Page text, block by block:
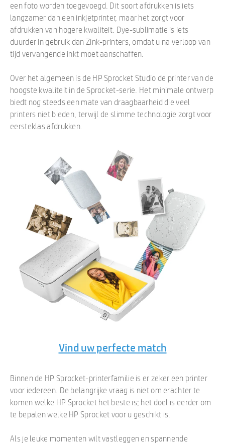
een foto worden toegevoegd. Dit soort afdrukken is iets
langzamer dan een inkjetprinter, maar het zorgt voor
afdrukken van hogere kwaliteit. Dye-sublimatie is iets
duurder in gebruik dan Zink-printers, omdat u na verloop van
tijd vervangende inkt moet aanschaffen.
Over het algemeen is de HP Sprocket Studio de printer van de
hoogste kwaliteit in de Sprocket-serie. Het minimale ontwerp
biedt nog steeds een mate van draagbaarheid die veel
printers niet bieden, terwijl de slimme technologie zorgt voor
eersteklas afdrukken.
Vind uw perfecte match
Binnen de HP Sprocket-printerfamilie is er zeker een printer
voor iedereen. De belangrijke vraag is niet om erachter te
komen welke HP Sprocket het beste is; het doel is eerder om
te bepalen welke HP Sprocket voor u geschikt is.
Als je leuke momenten wilt vastleggen en spannende